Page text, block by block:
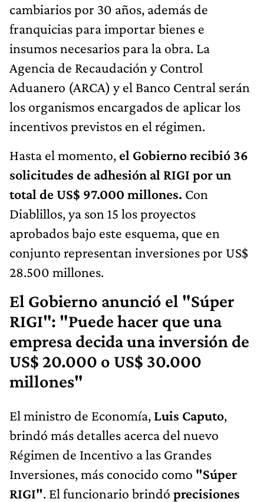
cambiarios por 30 años, además de
franquicias para importar bienes e
insumos necesarios para la obra. La
Agencia de Recaudación y Control
Aduanero (ARCA) y el Banco Central serán
los organismos encargados de aplicar los
incentivos previstos en el régimen.
Hasta el momento, el Gobierno recibió 36
solicitudes de adhesión al RIGI por un
total de US$ 97.000 millones. Con
Diablillos, ya son 15 los proyectos
aprobados bajo este esquema, que en
conjunto representan inversiones por US$
28.500 millones.
El Gobierno anunció el "Súper
RIGI": "Puede hacer que una
empresa decida una inversión de
US$ 20.000 o US$ 30.000
millones"
El ministro de Economía, Luis Caputo,
brindó más detalles acerca del nuevo
Régimen de Incentivo a las Grandes
Inversiones, más conocido como "Súper
RIGI". El funcionario brindó precisiones